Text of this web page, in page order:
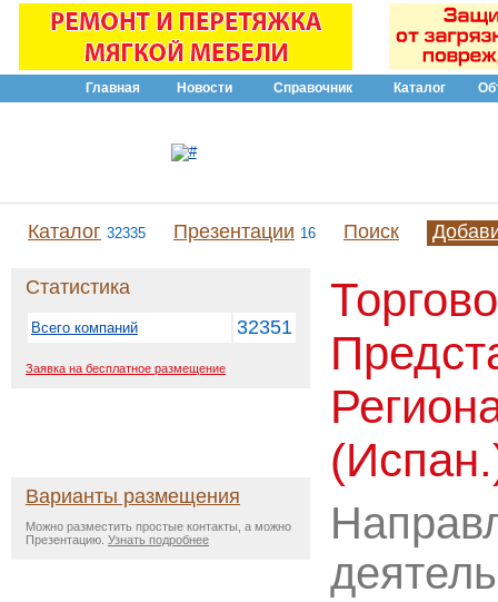
Главная Новости Справочник Каталог
Каталог 32335 Презентации 16 Поиск
Статистика
Всего компаний 32351
Заявка на бесплатное размещение
Варианты размещения
Можно разместить простые контакты, а можно
Презентацию. Узнать подробнее